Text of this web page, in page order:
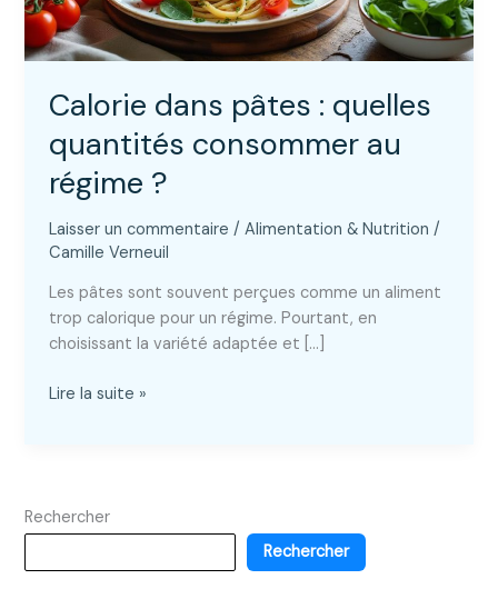
Calorie dans pâtes : quelles
quantités consommer au
régime ?
Laisser un commentaire /Alimentation & Nutrition /
Camille Verneuil
Les pâtes sont souvent perçues comme un aliment
trop calorique pour un régime. Pourtant, en
choisissant la variété adaptée et […]
Calorie
quantités
au
Lire la suite »
Rechercher
Rechercher